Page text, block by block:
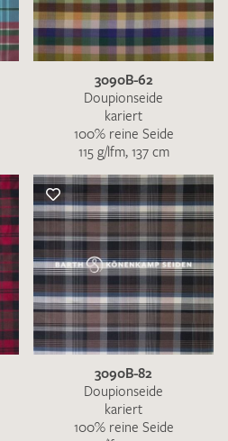
3090B-62
Doupionseide
kariert
100% reine Seide
115 g/lfm, 137 cm
3090B-82
Doupionseide
kariert
100% reine Seide